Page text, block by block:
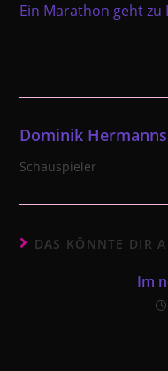
ansehen
Ein Marathon geht zu
Dominik Hermanns
Schauspieler
DAS KÖNNTE DIR
Im